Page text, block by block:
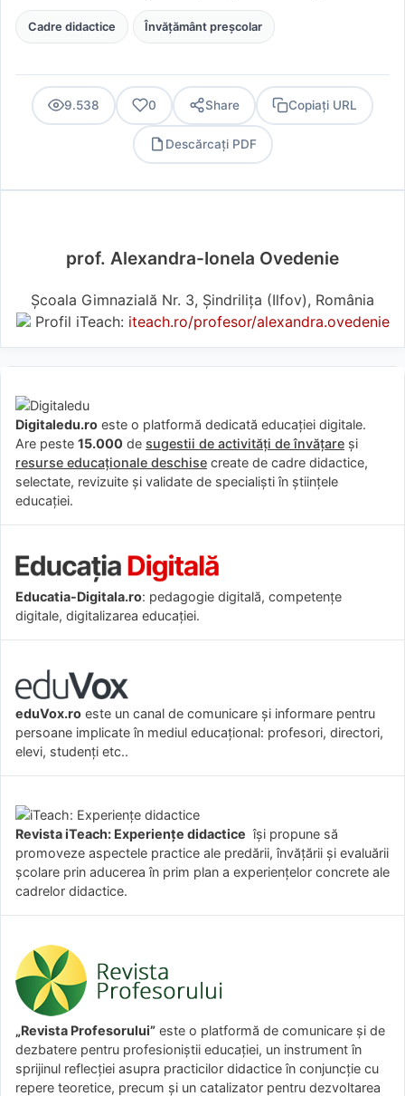
Cadre didactice Învățământ preșcolar
9.538 0 Share Copiați URL
Descărcați PDF
prof. Alexandra-Ionela Ovedenie
Școala Gimnazială Nr. 3, Șindrilița (Ilfov), România
Profil iTeach: iteach.ro/profesor/alexandra.ovedenie
Digitaledu.ro este o platformă dedicată educației digitale.
Are peste 15.000 de sugestii de activități de învățare și
resurse educaționale deschise create de cadre didactice,
selectate, revizuite și validate de specialiști în științele
educației.
Educatia-Digitala.ro: pedagogie digitală, competențe
digitale, digitalizarea educației.
eduVox.ro este un canal de comunicare și informare pentru
persoane implicate în mediul educațional: profesori, directori,
elevi, studenți etc..
Revista iTeach: Experienţe didactice îşi propune să
promoveze aspectele practice ale predării, învăţării şi evaluării
şcolare prin aducerea în prim plan a experienţelor concrete ale
cadrelor didactice.
„Revista Profesorului” este o platformă de comunicare și de
dezbatere pentru profesioniștii educației, un instrument în
sprijinul reflecției asupra practicilor didactice în conjuncție cu
repere teoretice, precum și un catalizator pentru dezvoltarea